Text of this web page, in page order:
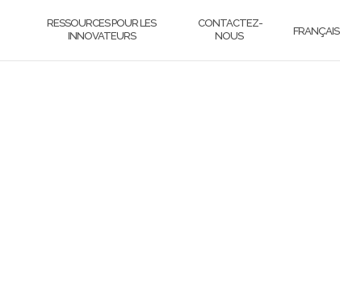
RESSOURCES POUR LES
INNOVATEURS
CONTACTEZ-
NOUS
FRANÇAIS